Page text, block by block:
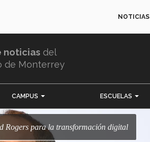
NOTICIAS
noticias del
de Monterrey
CAMPUS ESCUELAS
Rogers para la transformación digital